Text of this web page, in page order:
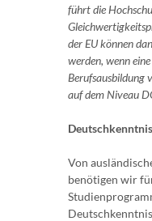
führt die
der EU können
werden, wenn
Berufsausbildung
auf dem Niveau
Von
benötigen wir